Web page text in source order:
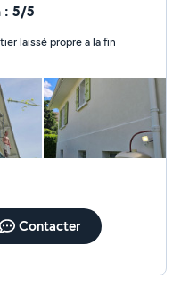
renovation. Mon
et faire un bon
la region Haute-
Pergjoka Petro
: 5/5
laissé propre a la fin
Contacter